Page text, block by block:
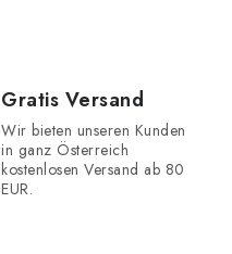
Gratis Versand
Wir bieten unseren Kunden
in ganz Österreich
kostenlosen Versand ab 80
EUR.